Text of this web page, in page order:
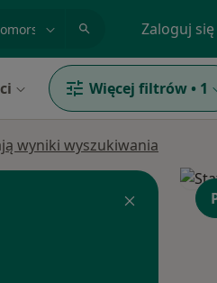
Zaloguj się
Więcej filtrów • 1
wyniki wyszukiwania